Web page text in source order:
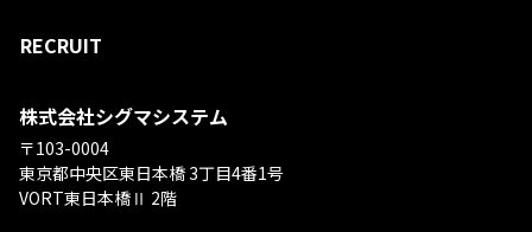
RECRUIT
株式会社シグマシステム
〒103-0004
東京都中央区東日本橋 3丁目4番1号
VORT東日本橋Ⅱ 2階